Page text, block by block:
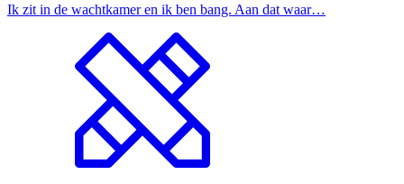
Ik zit in de wachtkamer en ik ben bang. Aan dat waar…